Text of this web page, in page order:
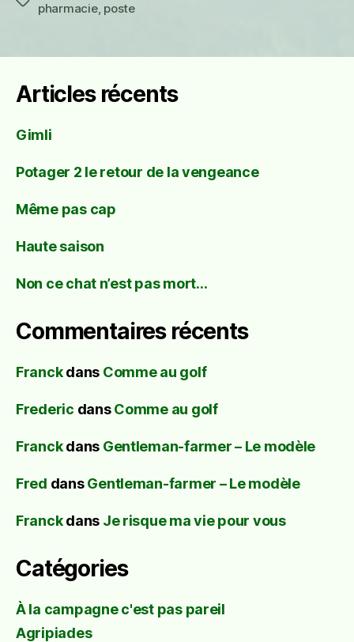
pharmacie, poste
Articles récents
Gimli
Potager 2 le retour de la vengeance
Même pas cap
Haute saison
Non ce chat n’est pas mort…
Commentaires récents
Franckdans Comme au golf
Frederic dansComme au golf
Franckdans Gentleman-farmer – Le modèle
Fred dansGentleman-farmer – Le modèle
Franckdans Je risque ma vie pour vous
Catégories
À la campagne c'est pas pareil
Agripiades